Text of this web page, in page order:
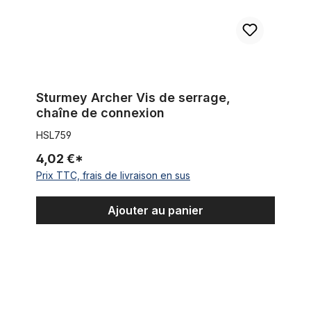
Sturmey Archer Vis de serrage,
chaîne de connexion
HSL759
4,02 €*
Prix TTC, frais de livraison en sus
Ajouter au panier